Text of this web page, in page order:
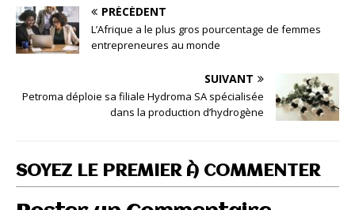
PRÉCÉDENT
L’Afrique a le plus gros pourcentage de femmes
entrepreneures au monde
SUIVANT
Petroma déploie sa filiale Hydroma SA spécialisée
dans la production d’hydrogène
SOYEZ LE PREMIER À COMMENTER